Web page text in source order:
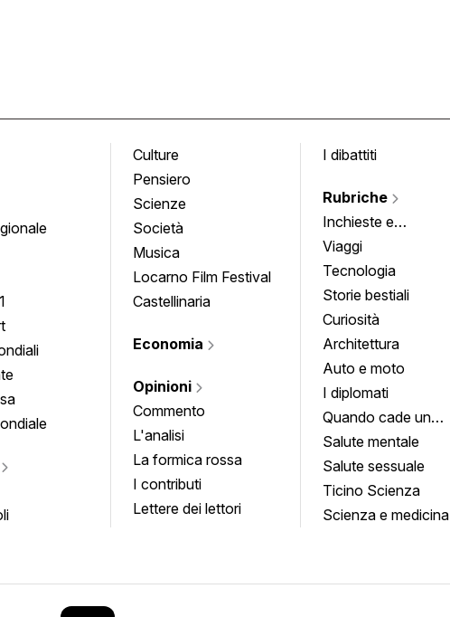
Culture
Pensiero
Scienze
Società
Musica
Locarno Film Festival
Castellinaria
Economia
Opinioni
Commento
L'analisi
La formica rossa
I contributi
Lettere dei lettori
I dibattiti
Rubriche
Inchieste e
approfondimenti
Viaggi
Tecnologia
Storie bestiali
Curiosità
Architettura
Auto e moto
I diplomati
Quando cade un
quadro
Salute mentale
Salute sessuale
Ticino Scienza
Scienza e medicina